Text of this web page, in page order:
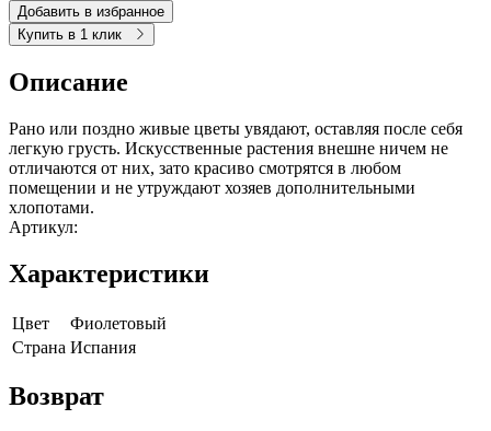
Добавить в избранное
Купить в 1 клик
Описание
Рано или поздно живые цветы увядают, оставляя после себя
легкую грусть. Искусственные растения внешне ничем не
отличаются от них, зато красиво смотрятся в любом
помещении и не утруждают хозяев дополнительными
хлопотами.
Артикул:
Характеристики
Цвет
Фиолетовый
Страна Испания
Возврат